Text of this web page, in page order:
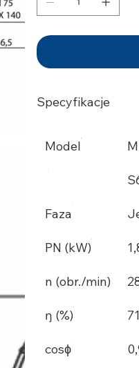
Specyfikacje
Model
Faza
PN (kW)
n (obr./min)
ŋ (%) 71
cosϕ